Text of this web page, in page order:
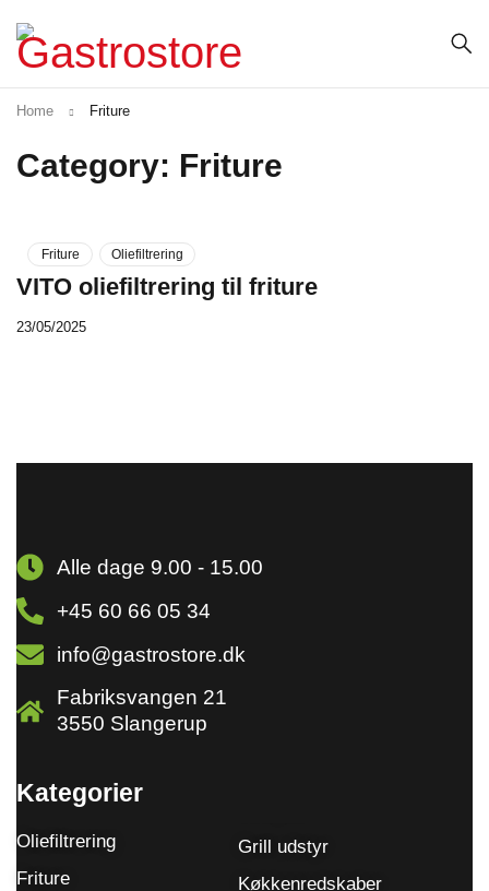
Category: Friture
Home Friture
Friture Oliefiltrering
VITO oliefiltrering til friture
23/05/2025
Alle dage 9.00 - 15.00
+45 60 66 05 34
info@gastrostore.dk
Fabriksvangen 21
3550 Slangerup
Kategorier
Oliefiltrering
Friture
Grill udstyr
Køkkenredskaber